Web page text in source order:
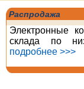
Распродажа
Электронные
склада по
подробнее >>>